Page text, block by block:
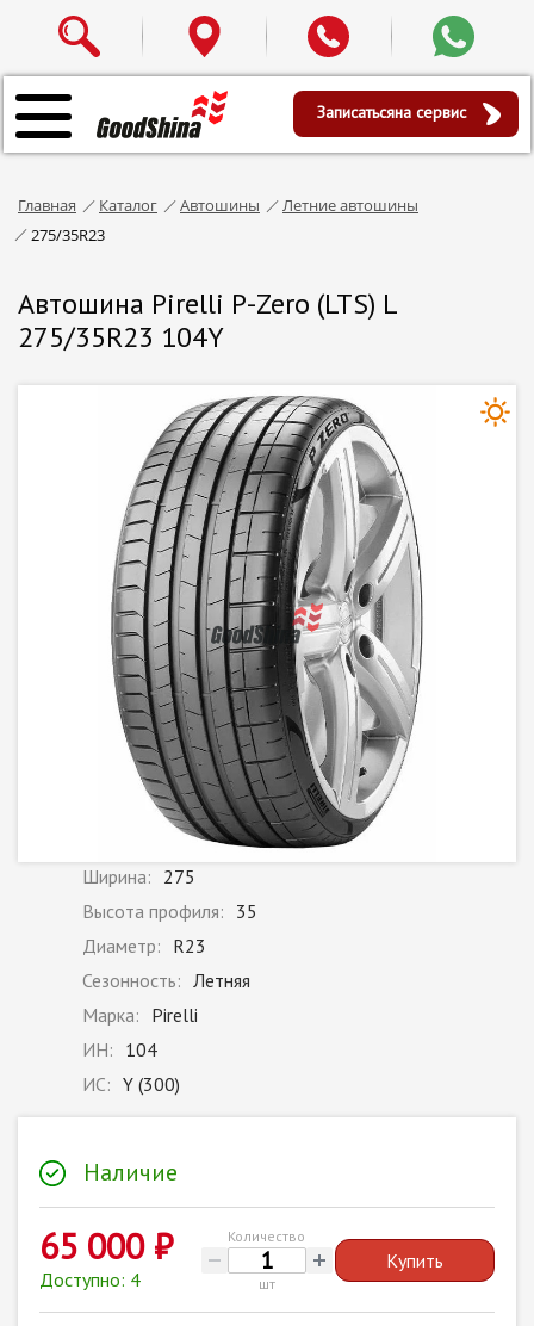
Записатьсяна сервис
Главная Каталог Автошины
Летние автошины
275/35R23
Автошина Pirelli P-Zero (LTS) L
275/35R23 104Y
Ширина: 275
Высота профиля: 35
Диаметр: R23
Сезонность: Летняя
Марка: Pirelli
ИН: 104
ИС: Y (300)
Наличие
65 000 ₽
Доступно: 4
Количество
шт
Купить